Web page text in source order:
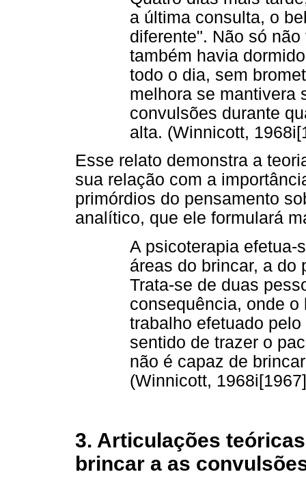
a última consulta, o
diferente". Não só
também havia
todo o dia, sem
melhora se mantivera
convulsões durante
alta. (Winnicott,
Esse relato demonstra a
sua relação com a
primórdios do pensamento
analítico, que ele formulará
A psicoterapia efetua-
áreas do brincar, a do
Trata-se de duas
consequência, onde
trabalho efetuado
sentido de trazer o
não é capaz de
(Winnicott,
3. Articulações
brincar a as